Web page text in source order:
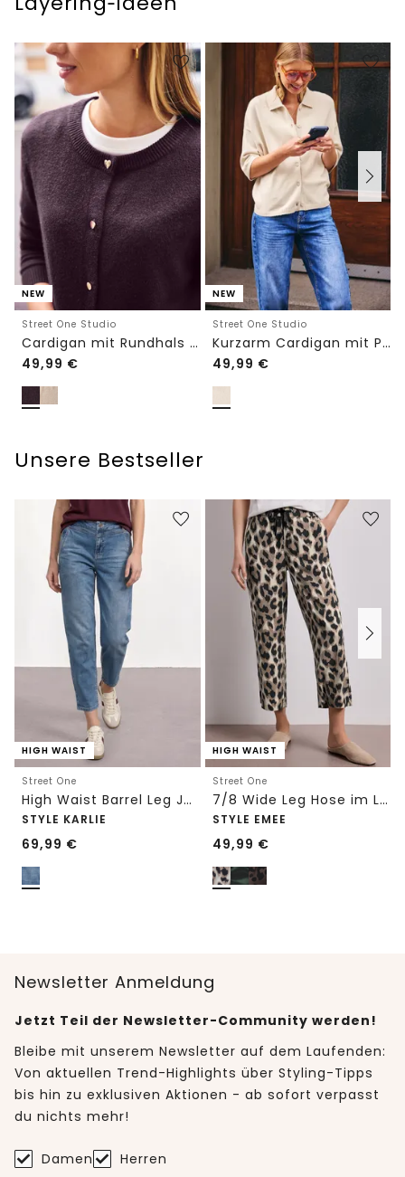
NEW
Street One Studio
Cardigan mit Rundhals und Knöpfen
49,99 €
NEW
Street One Studio
Kurzarm Cardigan mit Polokragen
49,99 €
Unsere Bestseller
HIGH WAIST
Street One
High Waist Barrel Leg Jeans im Loose Fit
STYLE KARLIE
69,99 €
HIGH WAIST
Street One
7/8 Wide Leg Hose im Loose Fit mit Print
STYLE EMEE
49,99 €
Newsletter Anmeldung
Jetzt Teil der Newsletter-Community werden!
Bleibe mit unserem Newsletter auf dem Laufenden:
Von aktuellen Trend-Highlights über Styling-Tipps
bis hin zu exklusiven Aktionen - ab sofort verpasst
du nichts mehr!
Damen Herren